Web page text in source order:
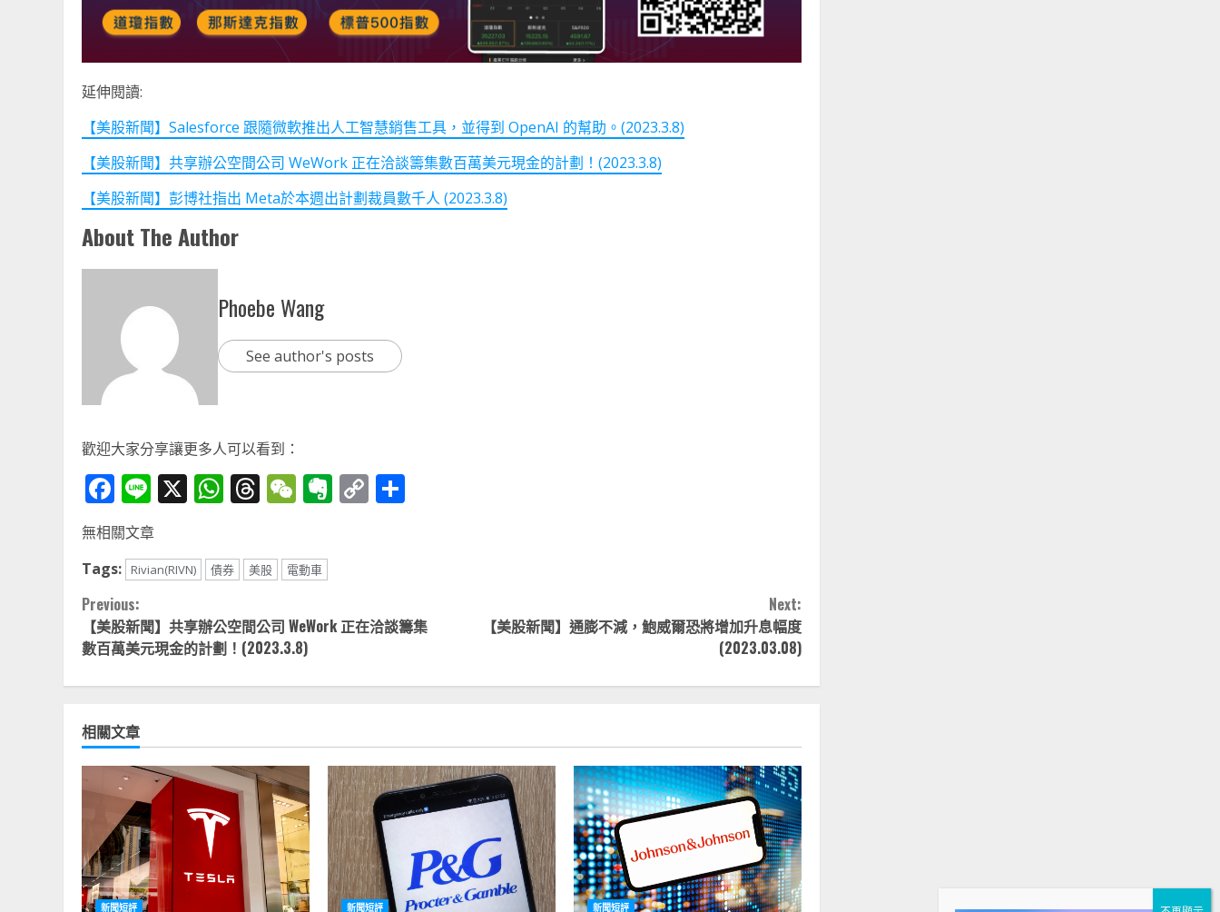
延伸閱讀:
【美股新聞】Salesforce 跟隨微軟推出人工智慧銷售工具，並得到 OpenAI 的幫助。(2023.3.8)
【美股新聞】共享辦公空間公司 WeWork 正在洽談籌集數百萬美元現金的計劃！(2023.3.8)
【美股新聞】彭博社指出 Meta於本週出計劃裁員數千人 (2023.3.8)
About The Author
Phoebe Wang
See author's posts
歡迎大家分享讓更多人可以看到：
Facebook
Line
X WhatsApp
Threads
WeChat
Evernote
Copy
無相關文章
Tags:
Rivian(RIVN) 債券 美股 電動車
Continue
Reading
Previous:
【美股新聞】共享辦公空間公司 WeWork 正在洽談籌集
數百萬美元現金的計劃！(2023.3.8)
Next:
【美股新聞】通膨不減，鮑威爾恐將增加升息幅度
(2023.03.08)
相關文章
新聞短評 新聞短評 新聞短評